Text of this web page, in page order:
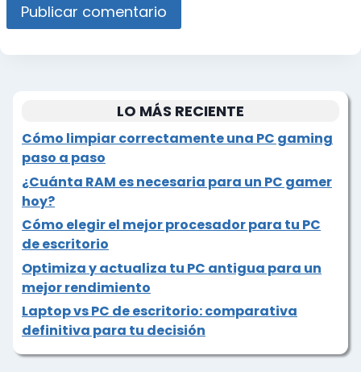
LO MÁS RECIENTE
Cómo limpiar correctamente una PC gaming
paso a paso
¿Cuánta RAM es necesaria para un PC gamer
hoy?
Cómo elegir el mejor procesador para tu PC
de escritorio
Optimiza y actualiza tu PC antigua para un
mejor rendimiento
Laptop vs PC de escritorio: comparativa
definitiva para tu decisión